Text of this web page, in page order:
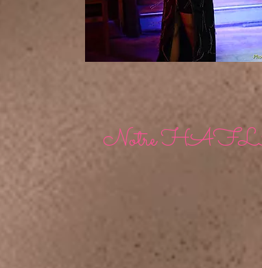
Notre HAFLA a